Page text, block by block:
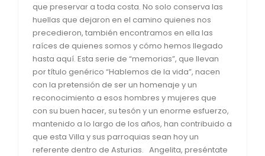
que preservar a toda costa. No solo conserva las
huellas que dejaron en el camino quienes nos
precedieron, también encontramos en ella las
raíces de quienes somos y cómo hemos llegado
hasta aquí. Esta serie de “memorias”, que llevan
por título genérico “Hablemos de la vida”, nacen
con la pretensión de ser un homenaje y un
reconocimiento a esos hombres y mujeres que
con su buen hacer, su tesón y un enorme esfuerzo,
mantenido a lo largo de los años, han contribuido a
que esta Villa y sus parroquias sean hoy un
referente dentro de Asturias. Angelita, preséntate